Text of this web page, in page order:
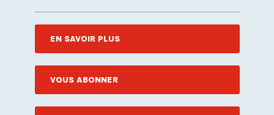
EN SAVOIR PLUS
VOUS ABONNER